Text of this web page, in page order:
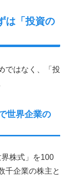
は「投資の
ではなく、「投
世界企業の
株式」を100
千企業の株主と